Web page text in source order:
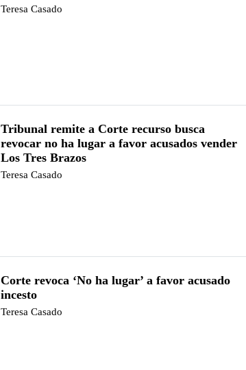
Teresa Casado
Tribunal remite a Corte recurso busca
revocar no ha lugar a favor acusados vender
Los Tres Brazos
Teresa Casado
Corte revoca ‘No ha lugar’ a favor acusado
incesto
Teresa Casado